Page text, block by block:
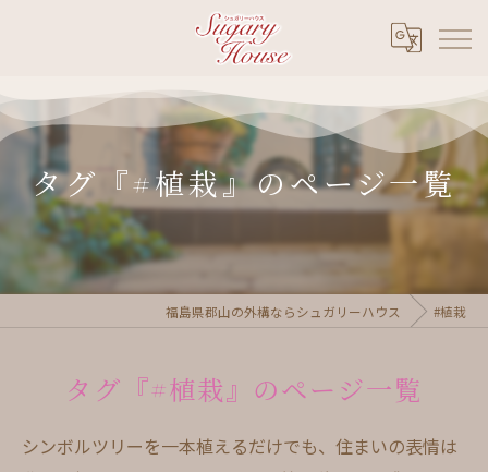
タグ『#植栽』のページ一覧
福島県郡山の外構ならシュガリーハウス #植栽
タグ『#植栽』のページ一覧
シンボルツリーを一本植えるだけでも、住まいの表情は